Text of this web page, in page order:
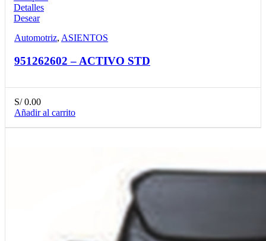
Detalles
Desear
Automotriz, ASIENTOS
951262602 – ACTIVO STD
S/0.00
Añadir al carrito